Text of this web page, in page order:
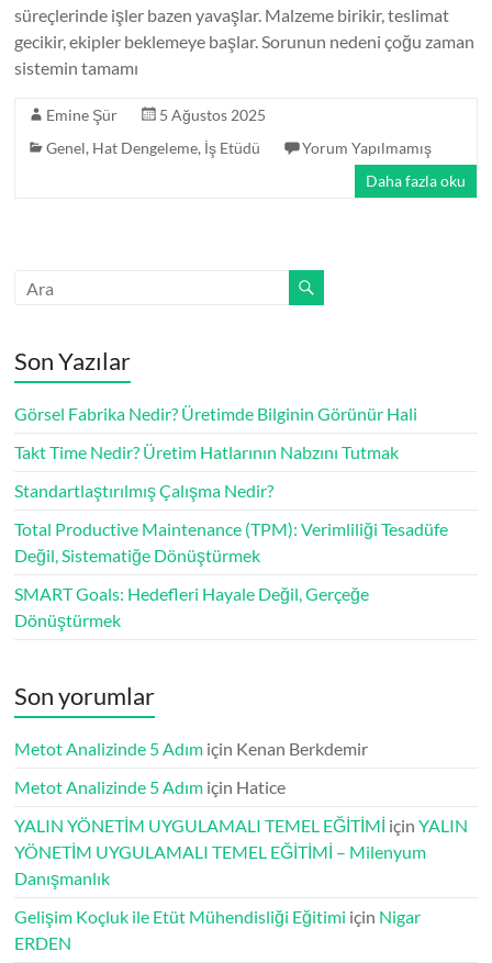
süreçlerinde işler bazen yavaşlar. Malzeme birikir, teslimat
gecikir, ekipler beklemeye başlar. Sorunun nedeni çoğu zaman
sistemin tamamı
Emine Şür
5 Ağustos 2025
Genel, Hat Dengeleme, İş Etüdü
Yorum Yapılmamış
Daha fazla oku
Son Yazılar
Görsel Fabrika Nedir? Üretimde Bilginin Görünür Hali
Takt Time Nedir? Üretim Hatlarının Nabzını Tutmak
Standartlaştırılmış Çalışma Nedir?
Total Productive Maintenance (TPM): Verimliliği Tesadüfe
Değil, Sistematiğe Dönüştürmek
SMART Goals: Hedefleri Hayale Değil, Gerçeğe
Dönüştürmek
Son yorumlar
Metot Analizinde 5 Adım için Kenan Berkdemir
Metot Analizinde 5 Adım için Hatice
YALIN YÖNETİM UYGULAMALI TEMEL EĞİTİMİ içinYALIN
YÖNETİM UYGULAMALI TEMEL EĞİTİMİ – Milenyum
Danışmanlık
Gelişim Koçluk ile Etüt Mühendisliği Eğitimi için Nigar
ERDEN